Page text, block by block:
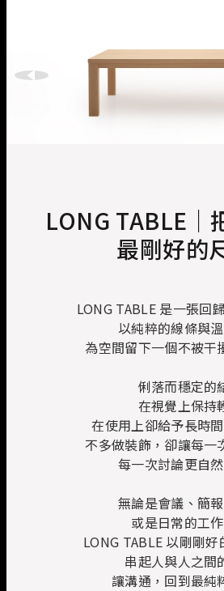
LONG TABLE｜
最剛好的
LONG TABLE 是一張回
以純粹的線條與
為空間留下一個不被干
俐落而穩定的
在視覺上保持
在使用上卻給予長時
不多做裝飾，卻讓每一
每一次討論更自
無論是會議、簡
或是日常的工作
LONG TABLE 以剛剛好
串起人與人之間
讓溝通，回到最純